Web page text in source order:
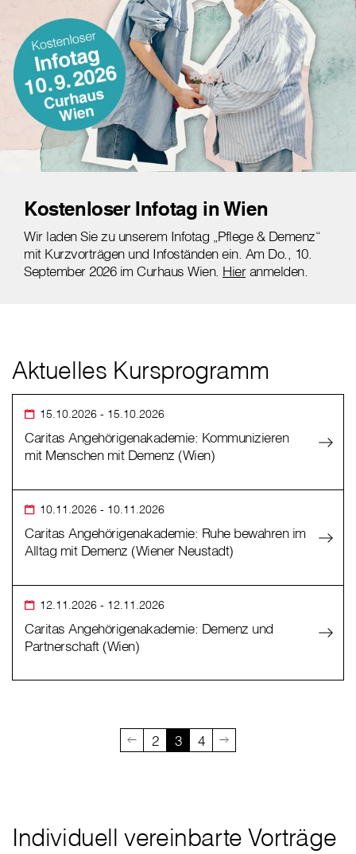
Kostenloser Infotag in Wien
Wir laden Sie zu unserem Infotag „Pflege & Demenz“
mit Kurzvorträgen und Infoständen ein. Am Do., 10.
September 2026 im Curhaus Wien. Hieranmelden.
Aktuelles Kursprogramm
15.10.2026 - 15.10.2026
Caritas Angehörigenakademie: Kommunizieren
mit Menschen mit Demenz (Wien)
10.11.2026 - 10.11.2026
Caritas Angehörigenakademie: Ruhe bewahren im
Alltag mit Demenz (Wiener Neustadt)
12.11.2026 - 12.11.2026
Caritas Angehörigenakademie: Demenz und
Partnerschaft (Wien)
2 3 4
Individuell vereinbarte Vorträge